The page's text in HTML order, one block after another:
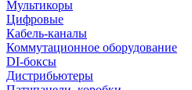
Мультикоры
Цифровые
Кабель-каналы
Коммутационное оборудование
DI-боксы
Дистрибьютеры